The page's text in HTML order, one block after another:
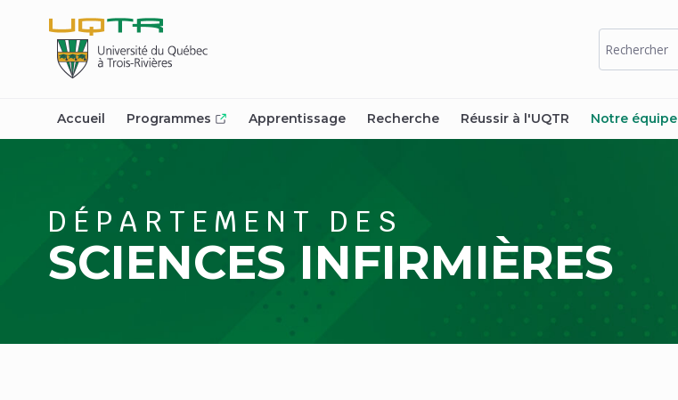
fenêtre)
Accueil Programmes Apprentissage Recherche Réussir à l'UQTR Notre équipe
DÉPARTEMENT DES
SCIENCES INFIRMIÈRES